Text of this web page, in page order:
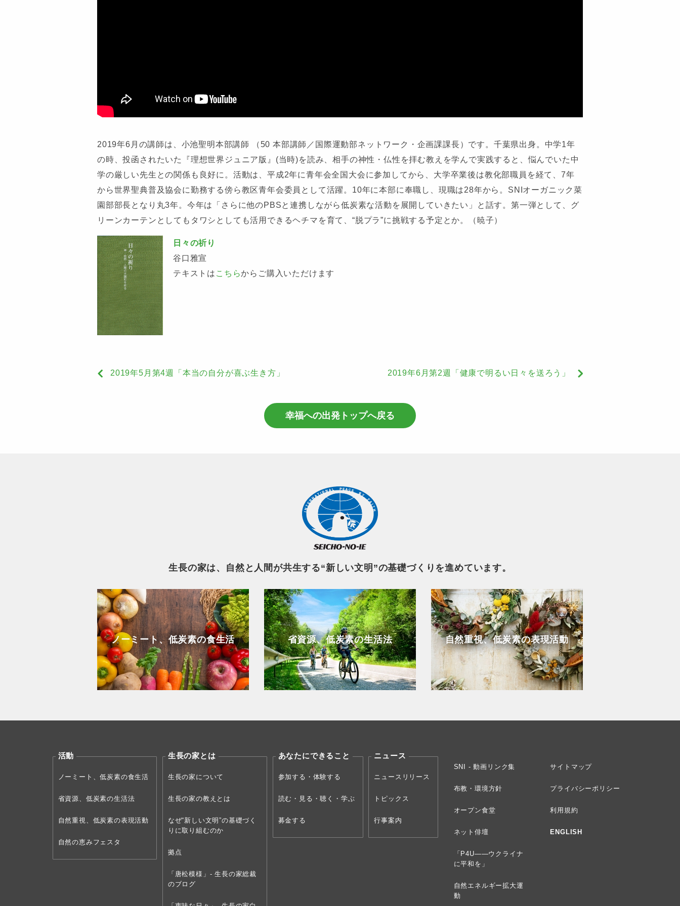
2019年6月の講師は、小池聖明本部講師 （50 本部講師／国際運動部ネットワーク・企画課課長）です。千葉県出身。中学1年
の時、投函されたいた『理想世界ジュニア版』(当時)を読み、相手の神性・仏性を拝む教えを学んで実践すると、悩んでいた中
学の厳しい先生との関係も良好に。活動は、平成2年に青年会全国大会に参加してから、大学卒業後は教化部職員を経て、7年
から世界聖典普及協会に勤務する傍ら教区青年会委員として活躍。10年に本部に奉職し、現職は28年から。SNIオーガニック菜
園部部長となり丸3年。今年は「さらに他のPBSと連携しながら低炭素な活動を展開していきたい」と話す。第一弾として、グ
リーンカーテンとしてもタワシとしても活用できるヘチマを育て、“脱プラ”に挑戦する予定とか。（暁子）
日々の祈り
谷口雅宣
テキストは こちらからご購入いただけます
2019年5月第4週「本当の自分が喜ぶ生き方」 2019年6月第2週「健康で明るい日々を送ろう」
幸福への出発トップへ戻る
生長の家は、自然と人間が共生する“新しい文明”の基礎づくりを進めています。
ノーミート、低炭素の食生活 省資源、低炭素の生活法 自然重視、低炭素の表現活動
活動
ノーミート、低炭素の食生活
省資源、低炭素の生活法
自然重視、低炭素の表現活動
自然の恵みフェスタ
生長の家とは
生長の家について
生長の家の教えとは
なぜ“新しい文明”の基礎づく
りに取り組むのか
拠点
「唐松模様」- 生長の家総裁
のブログ
あなたにできること
参加する・体験する
読む・見る・聴く・学ぶ
募金する
ニュース
ニュースリリース
トピックス
行事案内
SNI - 動画リンク集
布教・環境方針
オープン食堂
ネット俳壇
「P4U——ウクライナ
に平和を」
自然エネルギー拡大運
動
サイトマップ
プライバシーポリシー
利用規約
ENGLISH